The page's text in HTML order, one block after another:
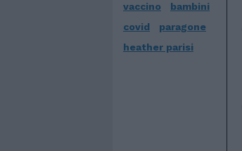
vaccino
bambini
covid
paragone
heather parisi